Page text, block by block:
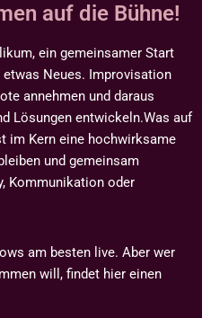
auf die Bühne!
ein gemeinsamer Start
Neues. Improvisation
annehmen und daraus
Lösungen entwickeln.Was auf
im Kern eine hochwirksame
und gemeinsam
Kommunikation oder
am besten live. Aber wer
will, findet hier einen